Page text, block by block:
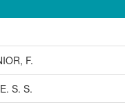
F.
S. S.